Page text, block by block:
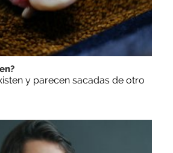
y parecen sacadas de otro